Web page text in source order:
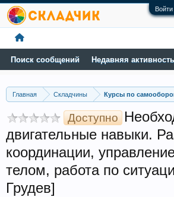
Главная Складчины Курсы по
Доступно
двигательные навыки.
координации,
телом, работа по
Грудев]
Поиск сообщений Недавняя активность